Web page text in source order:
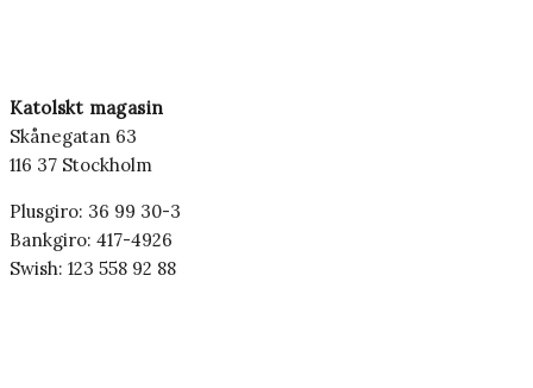
Katolskt magasin
Skånegatan 63
116 37 Stockholm
Plusgiro: 36 99 30-3
Bankgiro: 417-4926
Swish: 123 558 92 88